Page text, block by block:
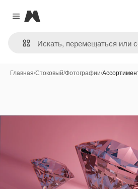
Close menu
Magnific
Главная/Стоковый/Фотографии/